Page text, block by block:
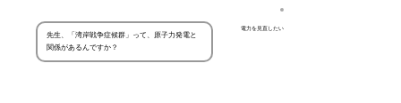
電力を見直したい
先生、「湾岸戦争症候群」って、原子力発電と
関係があるんですか？